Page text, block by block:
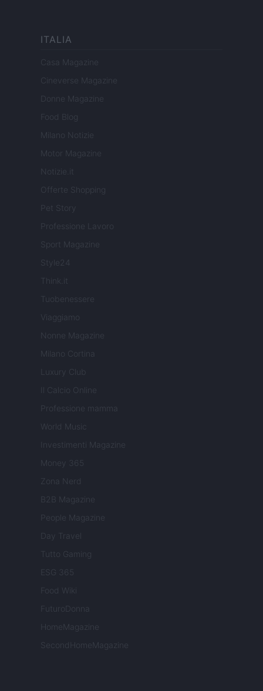
ITALIA
Casa Magazine
Cineverse Magazine
Donne Magazine
Food Blog
Milano Notizie
Motor Magazine
Notizie.it
Offerte Shopping
Pet Story
Professione Lavoro
Sport Magazine
Style24
Think.it
Tuobenessere
Viaggiamo
Nonne Magazine
Milano Cortina
Luxury Club
Il Calcio Online
Professione mamma
World Music
Investimenti Magazine
Money 365
Zona Nerd
B2B Magazine
People Magazine
Day Travel
Tutto Gaming
ESG 365
Food Wiki
FuturoDonna
HomeMagazine
SecondHomeMagazine